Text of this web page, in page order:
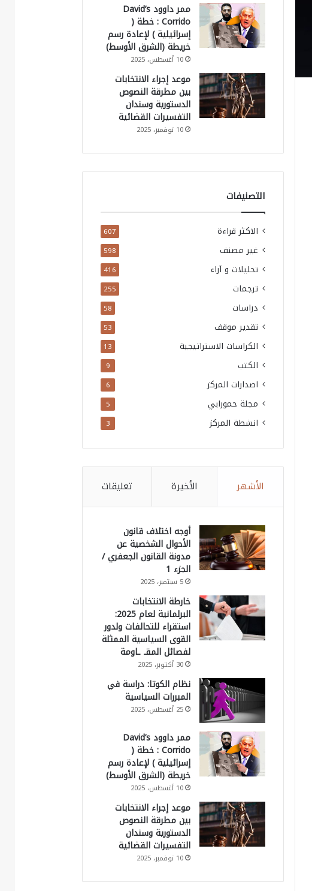
ممر داوود David’s
Corrido : خطة (
إسرائيلية ) لإعادة رسم
خريطة (الشرق الأوسط)
10 أغسطس، 2025
موعد إجراء الانتخابات
بين مطرقة النصوص
الدستورية وسندان
التفسيرات القضائية
10 نوفمبر، 2025
التصنيفات
الاكثر قراءة 607
غير مصنف 598
تحليلات و آراء 416
ترجمات 255
دراسات 58
تقدير موقف 53
الكراسات الاستراتيجية 13
الكتب 9
اصدارات المركز 6
مجلة حمورابي 5
انشطة المركز 3
الأشهر الأخيرة تعليقات
أوجه اختلاف قانون
الأحوال الشخصية عن
مدونة القانون الجعفري /
الجزء 1
5 سبتمبر، 2025
خارطة الانتخابات
البرلمانية لعام 2025:
استقراء للتحالفات ولدور
القوى السياسية الممثلة
لفصائل المقـ ـاومة
30 أكتوبر، 2025
نظام الكوتا: دراسة في
المبررات السياسية
25 أغسطس، 2025
ممر داوود David’s
Corrido : خطة (
إسرائيلية ) لإعادة رسم
خريطة (الشرق الأوسط)
10 أغسطس، 2025
موعد إجراء الانتخابات
بين مطرقة النصوص
الدستورية وسندان
التفسيرات القضائية
10 نوفمبر، 2025